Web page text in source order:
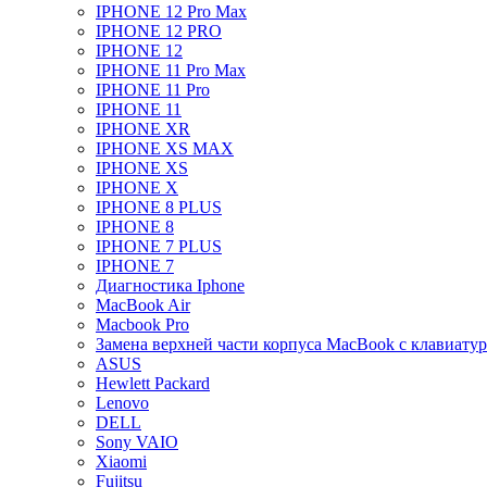
IPHONE 12 Pro Max
IPHONE 12 PRO
IPHONE 12
IPHONE 11 Pro Max
IPHONE 11 Pro
IPHONE 11
IPHONE XR
IPHONE XS MAX
IPHONE XS
IPHONE X
IPHONE 8 PLUS
IPHONE 8
IPHONE 7 PLUS
IPHONE 7
Диагностика Iphone
MacBook Air
Macbook Pro
Замена верхней части корпуса MacBook с
ASUS
Hewlett Packard
Lenovo
DELL
Sony VAIO
Xiaomi
Fujitsu